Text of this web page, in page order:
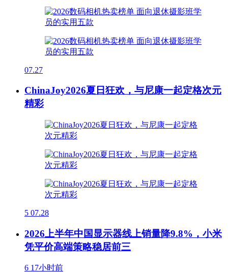
07.27
ChinaJoy2026夏日狂欢，与尼康一起定格次元
精彩
5 07.28
2026上半年中国显示器线上销量降9.8%，小米
凭平价高端策略稳居前三
6 17小时前